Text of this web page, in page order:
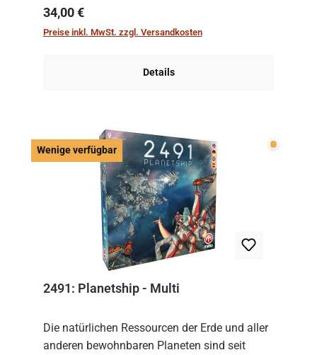
einfachen Regeln. Um es zu spielen, muss es
immer mit einem Themenset ergänzt werden.
Regulärer Preis:
34,00 €
Preise inkl. MwSt. zzgl. Versandkosten
Details
Wenige verfügbar Wenige
2491: Planetship - Multi
Die natürlichen Ressourcen der Erde und aller
anderen bewohnbaren Planeten sind seit